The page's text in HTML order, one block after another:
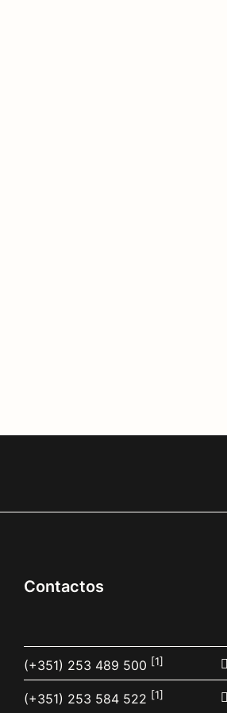
Contactos
(+351) 253 489 500 [1]
(+351) 253 584 522 [1]